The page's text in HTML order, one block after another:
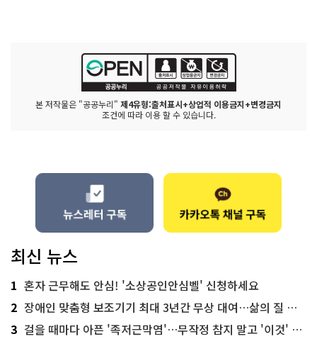
본 저작물은 "공공누리" 제4유형:출처표시+상업적 이용금지+변경금지
조건에 따라 이용 할 수 있습니다.
최신 뉴스
1 혼자 근무해도 안심! '소상공인안심벨' 신청하세요
2 장애인 맞춤형 보조기기 최대 3년간 무상 대여…삶의 질 높인다
3 걸을 때마다 아픈 '족저근막염'…무작정 참지 말고 '이것' 해보세요!